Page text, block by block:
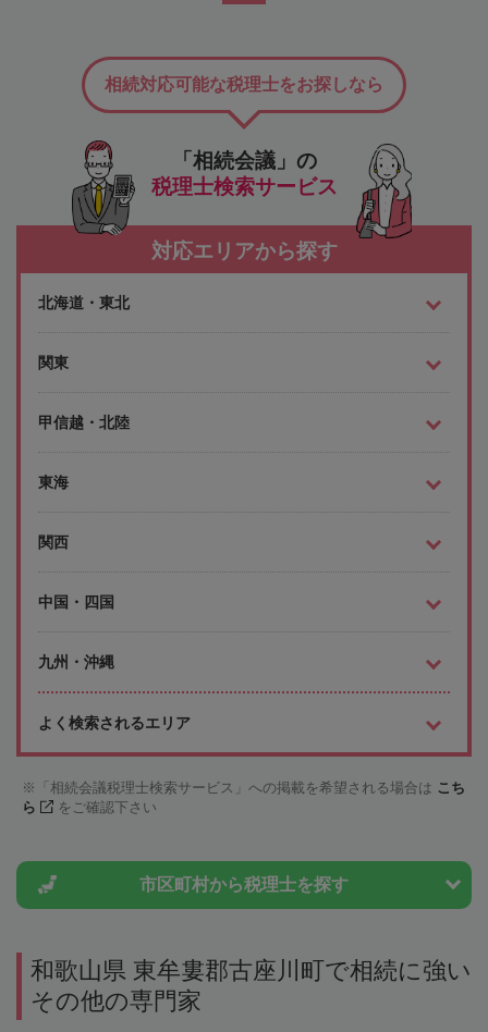
「相続会議」の
税理士検索サービス
相続対応可能な税理士をお探しなら
対応エリアから探す
北海道・東北
関東
甲信越・北陸
東海
関西
中国・四国
九州・沖縄
よく検索されるエリア
「相続会議税理士検索サービス」への掲載を希望される場合は こち
ら
をご確認下さい
市区町村から税理士を探す
和歌山県 東牟婁郡古座川町で相続に強い
その他の専門家